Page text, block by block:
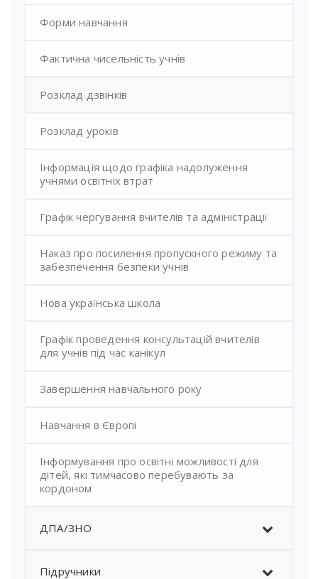
Форми навчання
Фактична чисельність учнів
Розклад дзвінків
Розклад уроків
Інформація щодо графіка надолуження
учнями освітніх втрат
Графік чергування вчителів та адміністрації
Наказ про посилення пропускного режиму та
забезпечення безпеки учнів
Нова українська школа
Графік проведення консультацій вчителів
для учнів під час канікул
Завершення навчального року
Навчання в Європі
Інформування про освітні можливості для
дітей, які тимчасово перебувають за
кордоном
ДПА/ЗНО
Підручники